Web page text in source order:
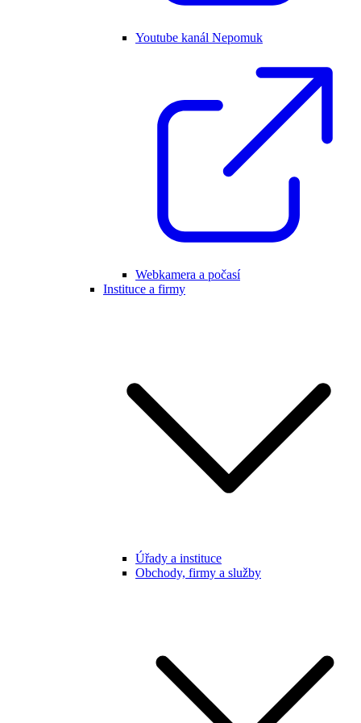
Youtube kanál Nepomuk
Webkamera a počasí
Instituce a firmy
Úřady a instituce
Obchody, firmy a služby